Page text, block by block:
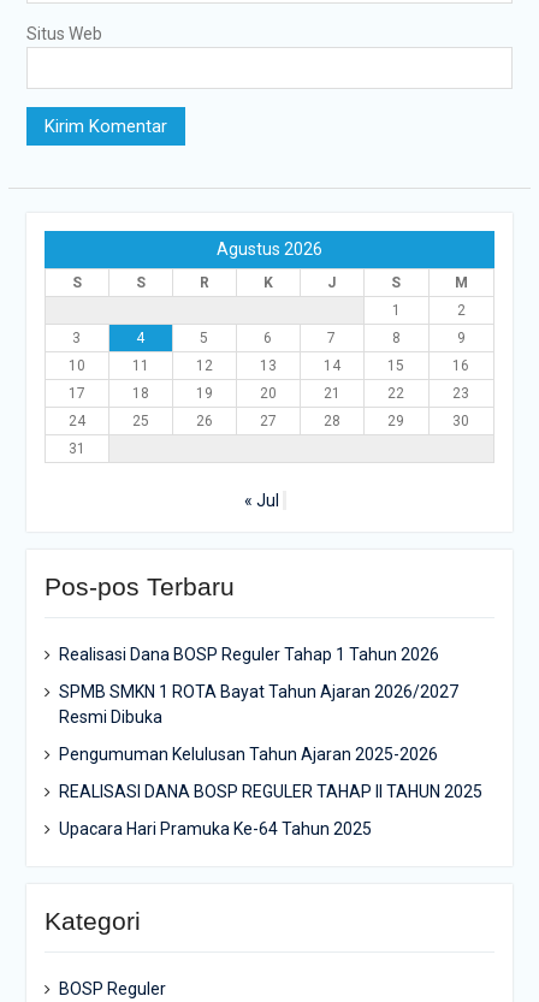
Situs Web
Agustus 2026
S S R K J S
M
1
2
3
4 5 6 7 8
9
10
11 12 13 14 15
16
17
18 19 20 21 22
23
24
25 26 27 28 29
30
31
« Jul
Pos-pos Terbaru
Realisasi Dana BOSP Reguler Tahap 1 Tahun 2026
SPMB SMKN 1 ROTA Bayat Tahun Ajaran 2026/2027
Resmi Dibuka
Pengumuman Kelulusan Tahun Ajaran 2025-2026
REALISASI DANA BOSP REGULER TAHAP II TAHUN 2025
Upacara Hari Pramuka Ke-64 Tahun 2025
Kategori
BOSP Reguler